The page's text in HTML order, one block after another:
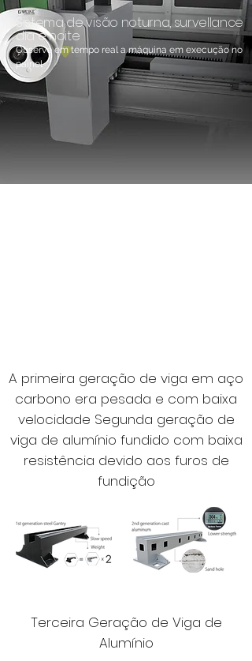
Sistema de visão noturna, survellance
dia e noite
Observe em tempo real a máquina em execução no
painel
A primeira geração de viga em aço
carbono era pesada e com baixa
velocidade Segunda geração de
viga de alumínio fundido com baixa
resistência devido aos furos de
fundição
Terceira Geração de Viga de
Alumínio